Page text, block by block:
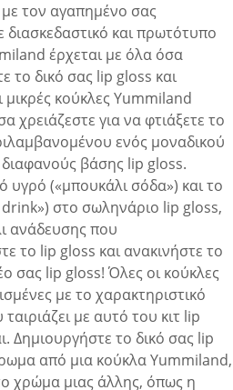
με τον αγαπημένο σας
και πρωτότυπο
έρχεται με όλα όσα
το δικό σας lip gloss και
κούκλες Yummiland
χρειάζεστε για να φτιάξετε το
ενός μοναδικού
βάσης lip gloss.
υγρό («μπουκάλι σόδα») και το
στο σωληνάριο lip gloss,
ανάδευσης που
το lip gloss και ανακινήστε το
σας lip gloss! Όλες οι κούκλες
με το χαρακτηριστικό
με αυτό του κιτ lip
Δημιουργήστε το δικό σας lip
από μια κούκλα Yummiland,
χρώμα μιας άλλης, όπως η